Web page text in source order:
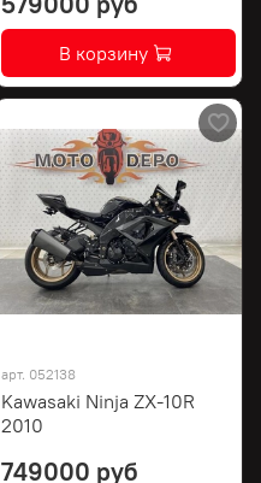
В корзину
арт. 052138
Kawasaki Ninja ZX-10R
2010
749000 руб